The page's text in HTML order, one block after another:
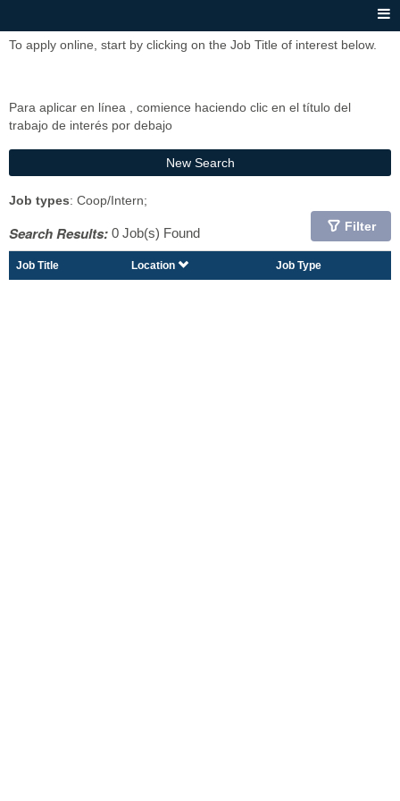
To apply online, start by clicking on the Job Title of interest below.
Para aplicar en línea , comience haciendo clic en el título del
trabajo de interés por debajo
New Search
Job types: Coop/Intern;
Search Results: 0 Job(s) Found Filter
Job Title Location Job Type